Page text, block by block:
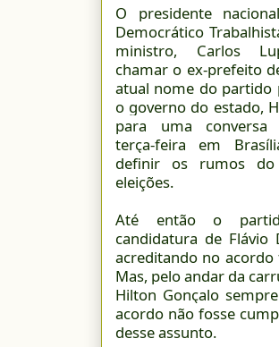
O presidente
Democrático
ministro, Carlos
chamar o ex-prefeito
atual nome do partido
o governo do estado,
para uma
terça-feira em
definir os rumos do
eleições.
Até então o
candidatura de Flávio
acreditando no acordo
Mas, pelo andar da
Hilton Gonçalo
acordo não fosse
desse assunto.